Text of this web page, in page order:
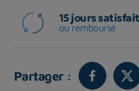
15 jours satisfait
ou remboursé
Partager :